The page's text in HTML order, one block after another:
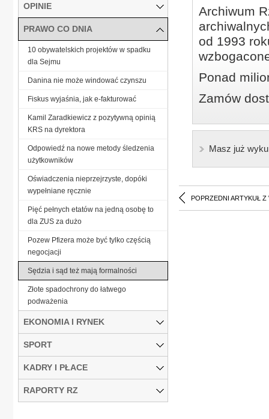
Archiwum
od 1993
Ponad
Zamów
Masz już
POPRZEDNI ARTYKUŁ Z
OPINIE
PRAWO CO DNIA
10 obywatelskich projektów w spadku
dla Sejmu
Danina nie może windować czynszu
Fiskus wyjaśnia, jak e-fakturować
Kamil Zaradkiewicz z pozytywną opinią
KRS na dyrektora
Odpowiedź na nowe metody śledzenia
użytkowników
Oświadczenia nieprzejrzyste, dopóki
wypełniane ręcznie
Pięć pełnych etatów na jedną osobę to
dla ZUS za dużo
Pozew Pfizera może być tylko częścią
negocjacji
Sędzia i sąd też mają formalności
Złote spadochrony do łatwego
podważenia
EKONOMIA I RYNEK
SPORT
KADRY I PŁACE
RAPORTY RZ